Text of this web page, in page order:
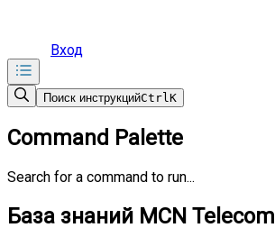
Вход
Поиск инструкцийCtrlK
Command Palette
Search for a command to run...
База знаний MCN Telecom